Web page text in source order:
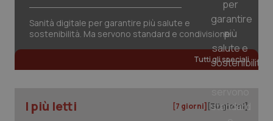
Sanità digitale per garantire più salute e
sostenibilità. Ma servono standard e condivisione
Tutti gli speciali
I più letti [7 giorni] [30 giorni]